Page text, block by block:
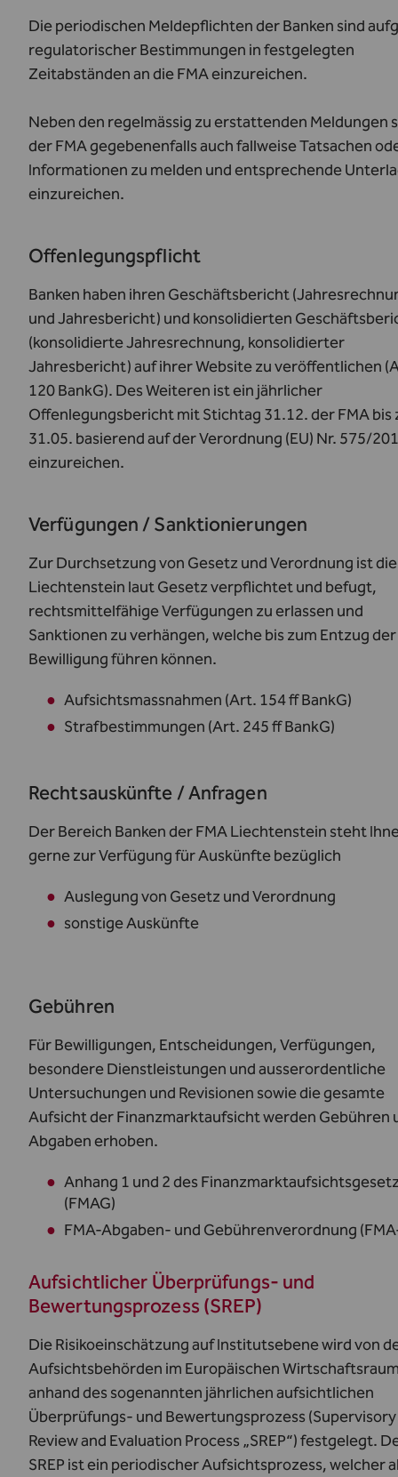
Die periodischen Meldepflichten der Banken sind
regulatorischer Bestimmungen in festgelegten
Zeitabständen an die FMA einzureichen.
Neben den regelmässig zu erstattenden Meldungen
der FMA gegebenenfalls auch fallweise Tatsachen
Informationen zu melden und entsprechende
einzureichen.
Offenlegungspflicht
Banken haben ihren Geschäftsbericht
und Jahresbericht) und konsolidierten
(konsolidierte Jahresrechnung, konsolidierter
Jahresbericht) auf ihrer Website zu veröffentlichen (
120 BankG). Des Weiteren ist ein jährlicher
Offenlegungsbericht mit Stichtag 31.12. der FMA bis
31.05. basierend auf der Verordnung (EU) Nr. 575/
einzureichen.
Verfügungen / Sanktionierungen
Zur Durchsetzung von Gesetz und Verordnung ist
Liechtenstein laut Gesetz verpflichtet und befugt,
rechtsmittelfähige Verfügungen zu erlassen und
Sanktionen zu verhängen, welche bis zum Entzug der
Bewilligung führen können.
Aufsichtsmassnahmen (Art. 154 ff BankG)
Strafbestimmungen (Art. 245 ff BankG)
Rechtsauskünfte / Anfragen
Der Bereich Banken der FMA Liechtenstein steht
gerne zur Verfügung für Auskünfte bezüglich
Auslegung von Gesetz und Verordnung
sonstige Auskünfte
Gebühren
Für Bewilligungen, Entscheidungen, Verfügungen,
besondere Dienstleistungen und ausserordentliche
Untersuchungen und Revisionen sowie die gesamte
Aufsicht der Finanzmarktaufsicht werden Gebühren
Abgaben erhoben.
Anhang 1 und 2 des
(FMAG)
FMA-Abgaben- und Gebührenverordnung
Aufsichtlicher Überprüfungs- und
Bewertungsprozess (SREP)
Die Risikoeinschätzung auf Institutsebene wird von
Aufsichtsbehörden im Europäischen
anhand des sogenannten jährlichen aufsichtlichen
Überprüfungs- und Bewertungsprozess (Supervisory
Review and Evaluation Process „SREP“) festgelegt.
SREP ist ein periodischer Aufsichtsprozess, welcher